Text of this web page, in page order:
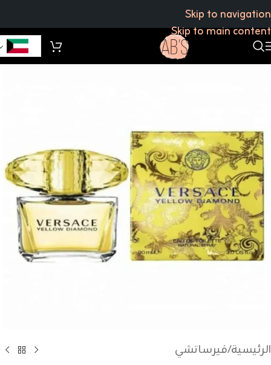
Skip to navigation
Skip to main content
الرئيسية/فيرساتشي